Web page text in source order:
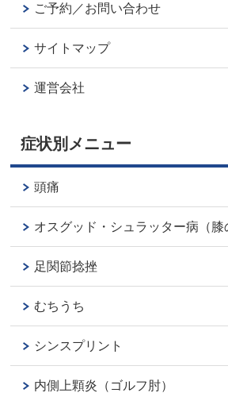
ご予約／お問い合わせ
サイトマップ
運営会社
症状別メニュー
頭痛
オスグッド・シュラッター病（膝
足関節捻挫
むちうち
シンスプリント
内側上顆炎（ゴルフ肘）